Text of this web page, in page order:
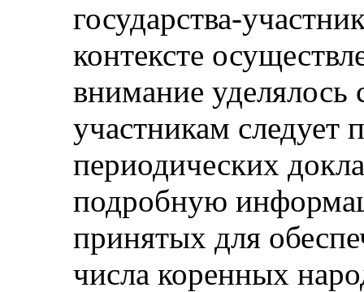
государства-
контексте
внимание уделялось
участникам следует
периодических
подробную
принятых для
числа коренных